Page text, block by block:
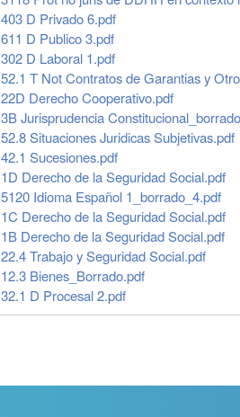
403 D Privado 6.pdf
611 D Publico 3.pdf
302 D Laboral 1.pdf
52.1 T Not Contratos de Garantias y
22D Derecho Cooperativo.pdf
3B Jurisprudencia
52.8 Situaciones Juridicas Subjetivas.pdf
42.1 Sucesiones.pdf
1D Derecho de la Seguridad Social.pdf
5120 Idioma Español 1_borrado_4.pdf
1C Derecho de la Seguridad Social.pdf
1B Derecho de la Seguridad Social.pdf
22.4 Trabajo y Seguridad Social.pdf
12.3 Bienes_Borrado.pdf
32.1 D Procesal 2.pdf